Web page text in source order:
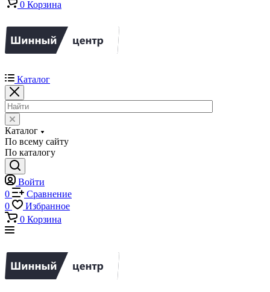
0 Корзина
Каталог
Каталог
По всему сайту
По каталогу
Войти
0
Сравнение
0
Избранное
0 Корзина